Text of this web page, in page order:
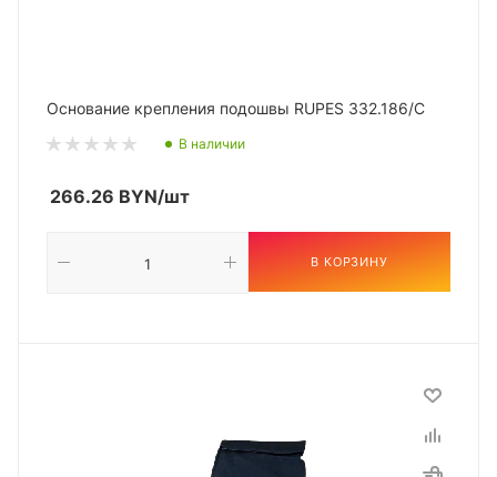
Основание крепления подошвы RUPES 332.186/C
В наличии
266.26 BYN/шт
В КОРЗИНУ